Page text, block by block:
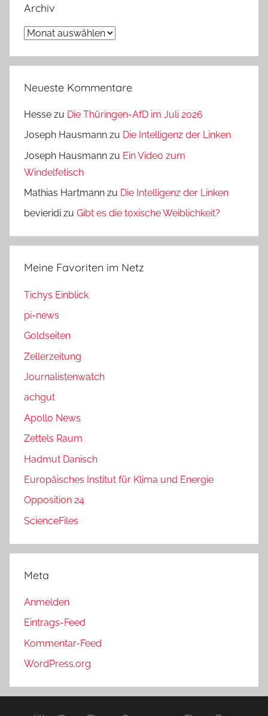
Archiv
Archiv
Neueste Kommentare
Hesse zu Die Thüringen-AfD im Juli 2026
Joseph Hausmann zu Die Intelligenz der Linken
Joseph Hausmann zu Ein Video zum
Windelfetisch
Mathias Hartmann zu Die Intelligenz der Linken
bevieridi zu Gibt es die toxische Weiblichkeit?
Meine Favoriten im Netz
Tichys Einblick
pi-news
Goldseiten
Zellerzeitung
Journalistenwatch
achgut
Apollo News
Zettels Raum
Hadmut Danisch
Europäisches Institut für Klima und Energie
Opposition 24
ScienceFiles
Meta
Anmelden
Eintrags-Feed
Kommentar-Feed
WordPress.org